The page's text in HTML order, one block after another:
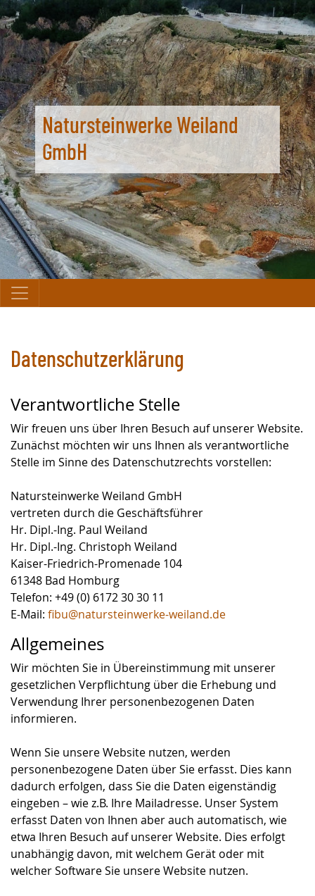
Natursteinwerke Weiland
GmbH
Datenschutzerklärung
Verantwortliche Stelle
Wir freuen uns über Ihren Besuch auf unserer Website.
Zunächst möchten wir uns Ihnen als verantwortliche
Stelle im Sinne des Datenschutzrechts vorstellen:
Natursteinwerke Weiland GmbH
vertreten durch die Geschäftsführer
Hr. Dipl.-Ing. Paul Weiland
Hr. Dipl.-Ing. Christoph Weiland
Kaiser-Friedrich-Promenade 104
61348 Bad Homburg
Telefon: +49 (0) 6172 30 30 11
E-Mail: fibu@natursteinwerke-weiland.de
Allgemeines
Wir möchten Sie in Übereinstimmung mit unserer
gesetzlichen Verpflichtung über die Erhebung und
Verwendung Ihrer personenbezogenen Daten
informieren.
Wenn Sie unsere Website nutzen, werden
personenbezogene Daten über Sie erfasst. Dies kann
dadurch erfolgen, dass Sie die Daten eigenständig
eingeben – wie z.B. Ihre Mailadresse. Unser System
erfasst Daten von Ihnen aber auch automatisch, wie
etwa Ihren Besuch auf unserer Website. Dies erfolgt
unabhängig davon, mit welchem Gerät oder mit
welcher Software Sie unsere Website nutzen.